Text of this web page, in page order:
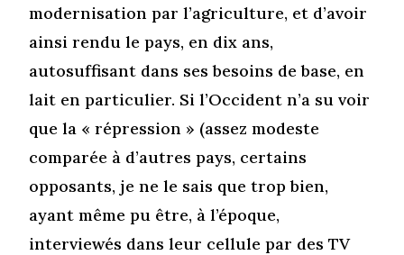
modernisation par l’agriculture, et d’avoir
ainsi rendu le pays, en dix ans,
autosuffisant dans ses besoins de base, en
lait en particulier. Si l’Occident n’a su voir
que la « répression » (assez modeste
comparée à d’autres pays, certains
opposants, je ne le sais que trop bien,
ayant même pu être, à l’époque,
interviewés dans leur cellule par des TV